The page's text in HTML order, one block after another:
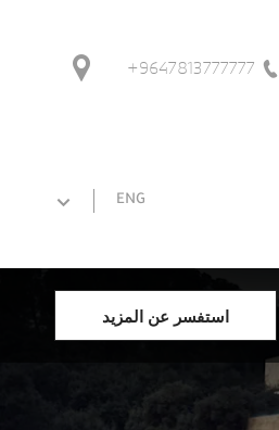
9647813777777+
ENG
استفسر عن المزيد